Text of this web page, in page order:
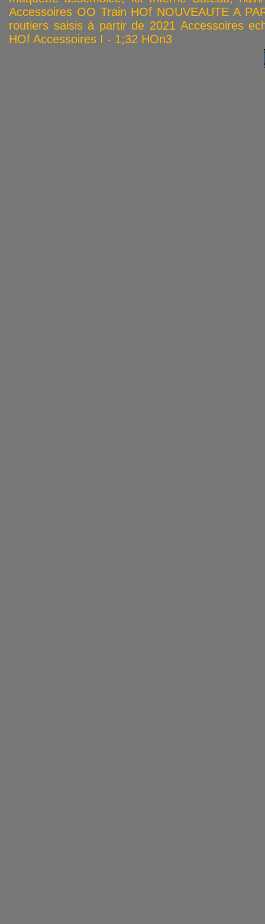
Accessoires OO Train HOf NOUVEAUTE A
routiers saisis à partir de 2021 Accessoires
HOf Accessoires I - 1;32 HOn3